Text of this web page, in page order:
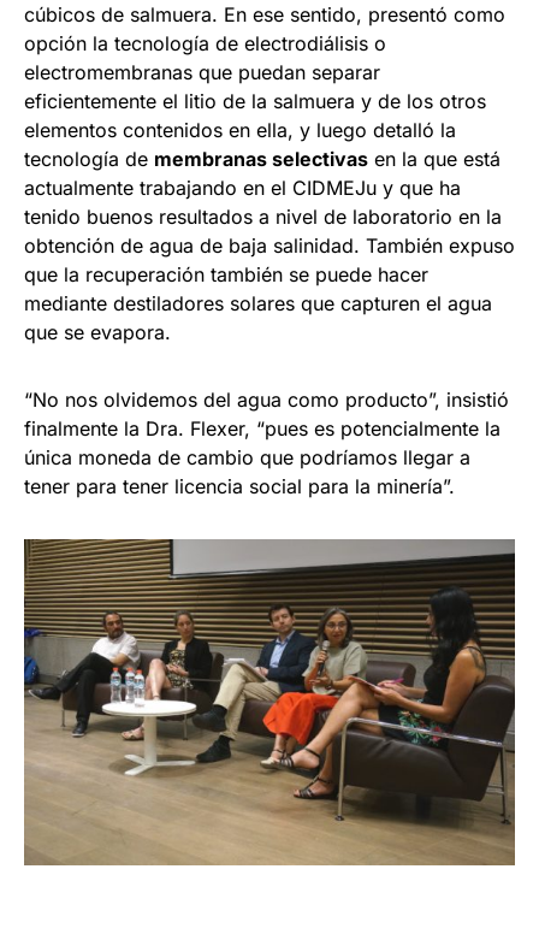
cúbicos de salmuera. En ese sentido, presentó como
opción la tecnología de electrodiálisis o
electromembranas que puedan separar
eficientemente el litio de la salmuera y de los otros
elementos contenidos en ella, y luego detalló la
tecnología de membranas selectivas en la que está
actualmente trabajando en el CIDMEJu y que ha
tenido buenos resultados a nivel de laboratorio en la
obtención de agua de baja salinidad. También expuso
que la recuperación también se puede hacer
mediante destiladores solares que capturen el agua
que se evapora.
“No nos olvidemos del agua como producto”, insistió
finalmente la Dra. Flexer, “pues es potencialmente la
única moneda de cambio que podríamos llegar a
tener para tener licencia social para la minería”.